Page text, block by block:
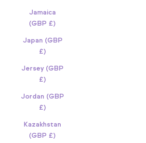
Jamaica
(GBP £)
Japan (GBP
£)
Jersey (GBP
£)
Jordan (GBP
£)
Kazakhstan
(GBP £)